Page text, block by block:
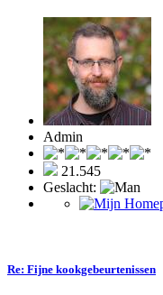
Admin
21.545
Geslacht:
Re: Fijne kookgebeurtenissen